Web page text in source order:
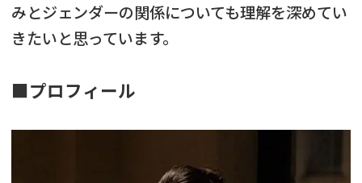
みとジェンダーの関係についても理解を深めてい
きたいと思っています。
■プロフィール